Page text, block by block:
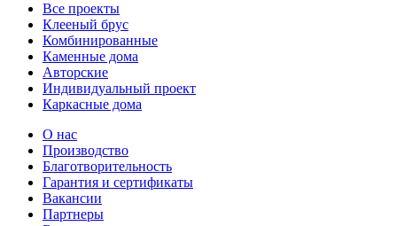
Все проекты
Клееный брус
Комбинированные
Каменные дома
Авторские
Индивидуальный проект
Каркасные дома
О нас
Производство
Благотворительность
Гарантия и сертификаты
Вакансии
Партнеры